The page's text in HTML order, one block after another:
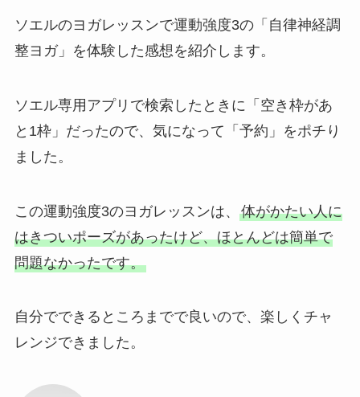
ソエルのヨガレッスンで運動強度3の「自律神経調
整ヨガ」を体験した感想を紹介します。
ソエル専用アプリで検索したときに「空き枠があ
と1枠」だったので、気になって「予約」をポチり
ました。
この運動強度3のヨガレッスンは、 体がかたい人に
はきついポーズがあったけど、ほとんどは簡単で
問題なかったです。
自分でできるところまでで良いので、楽しくチャ
レンジできました。